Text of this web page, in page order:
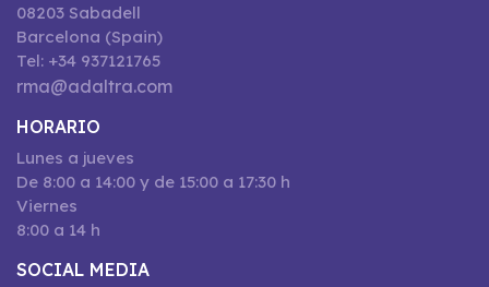
08203 Sabadell
Barcelona (Spain)
Tel: +34 937121765
rma@adaltra.com
HORARIO
Lunes a jueves
De 8:00 a 14:00 y de 15:00 a 17:30 h
Viernes
8:00 a 14 h
SOCIAL MEDIA